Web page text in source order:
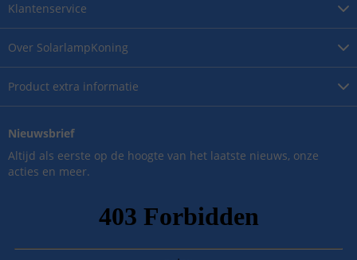
Over SolarlampKoning
Product extra informatie
Klantenservice
Nieuwsbrief
Altijd als eerste op de hoogte van het laatste nieuws, onze
acties en meer.